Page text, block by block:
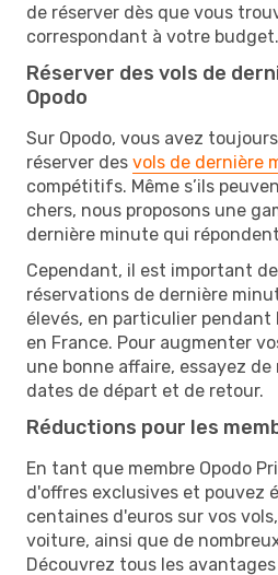
de réserver dès que vous
correspondant à votre budget.
Réserver des vols de
Opodo
Sur Opodo, vous avez
réserver des vols de dernière
compétitifs. Même s’ils
chers, nous proposons une
dernière minute qui
Cependant, il est important
réservations de dernière
élevés, en particulier pendant
en France. Pour augmenter
une bonne affaire, essayez
dates de départ et de retour.
Réductions pour les
En tant que membre Opodo
d'offres exclusives et pouvez
centaines d'euros sur vos
voiture, ainsi que de
Découvrez tous les